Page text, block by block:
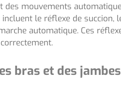
mouvements
le réflexe de succion,
automatique. Ces
bras et des jambes